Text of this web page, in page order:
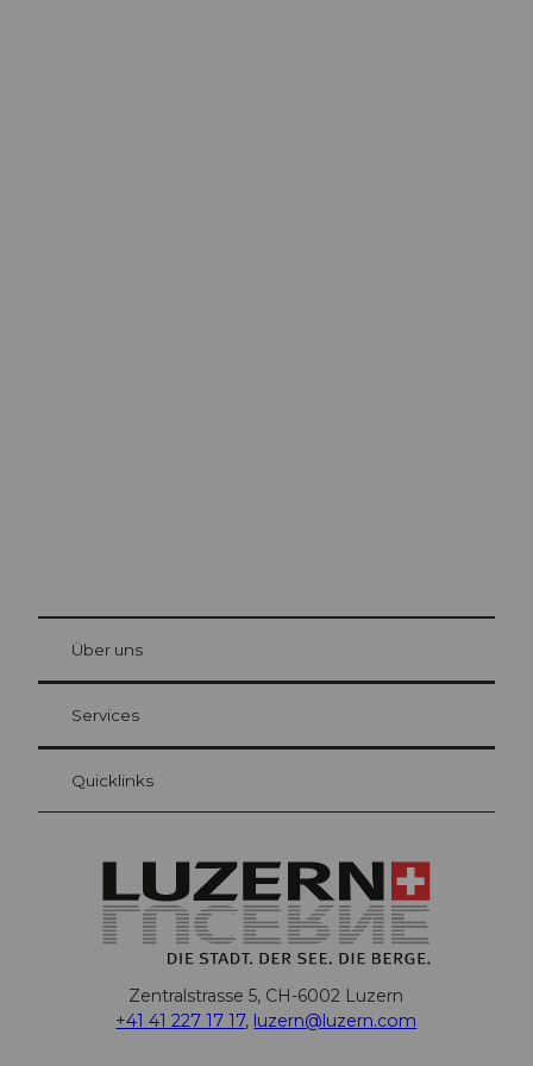
Gästekarte Luzern
Ihre Vorteile als Übernachtungsgast
at Bre
Über uns
Services
Quicklinks
Zentralstrasse 5, CH-6002 Luzern
+41 41 227 17 17, luzern@luzern.com